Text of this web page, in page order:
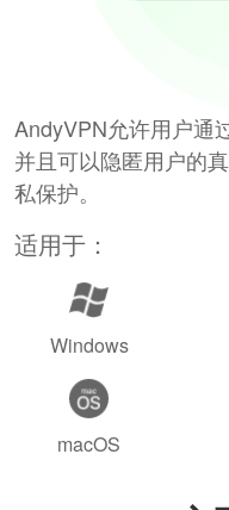
AndyVPN允许用户通
并且可以隐匿用户的
私保护。
适用于：
Windows
macOS